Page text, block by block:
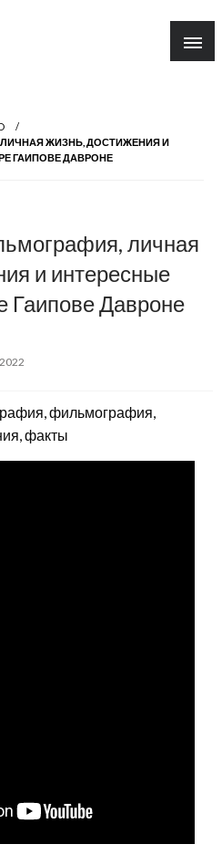
ЖИЗНЬ, ДОСТИЖЕНИЯ И
ГАИПОВЕ ДАВРОНЕ
личная
и интересные
Гаипове Давроне